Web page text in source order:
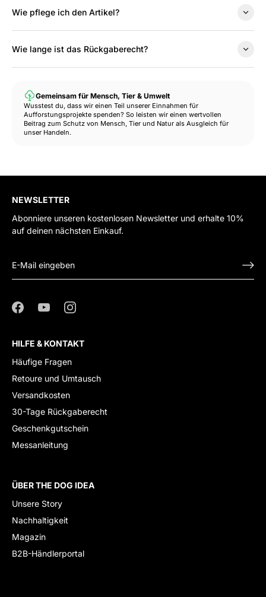
Wie pflege ich den Artikel?
Wie lange ist das Rückgaberecht?
Gemeinsam für Mensch, Tier & Umwelt
Wusstest du, dass wir einen Teil unserer Einnahmen für
Aufforstungsprojekte spenden? So leisten wir einen wertvollen
Beitrag zum Schutz von Mensch, Tier und Natur als Ausgleich für
unser Handeln.
NEWSLETTER
Abonniere unseren kostenlosen Newsletter und erhalte 10%
auf deinen nächsten Einkauf.
HILFE & KONTAKT
Häufige Fragen
Retoure und Umtausch
Versandkosten
30-Tage Rückgaberecht
Geschenkgutschein
Messanleitung
ÜBER THE DOG IDEA
Unsere Story
Nachhaltigkeit
Magazin
B2B-Händlerportal